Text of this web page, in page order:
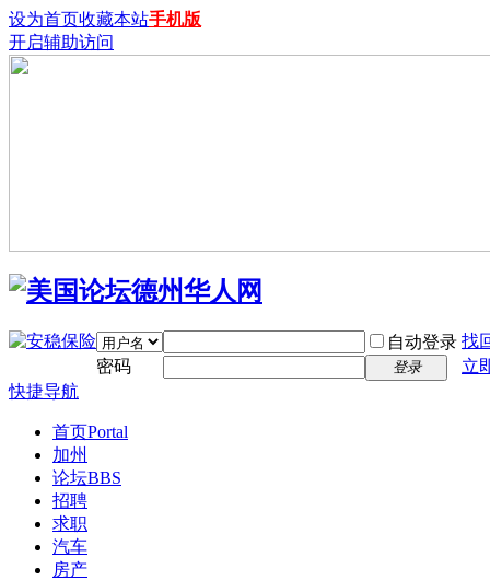
设为首页收藏本站手机版
开启辅助访问
自动登录 找
密码
登录
立
快捷导航
首页Portal
加州
论坛BBS
招聘
求职
汽车
房产